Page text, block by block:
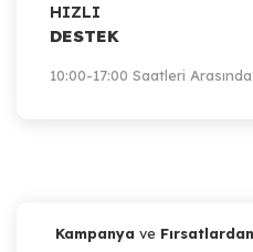
HIZLI
DESTEK
10:00-17:00 Saatleri Arasında
Kampanya ve Fırsatlardan